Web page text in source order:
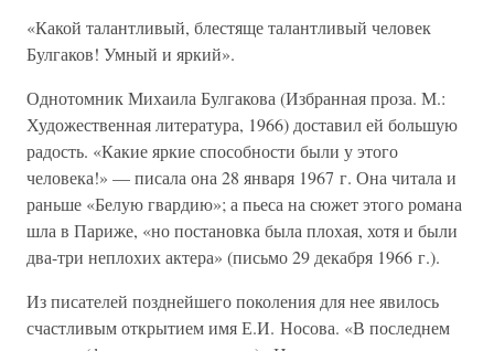
«Какой талантливый, блестяще талантливый человек
Булгаков! Умный и яркий».
Однотомник Михаила Булгакова (Избранная проза. М.:
Художественная литература, 1966) доставил ей большую
радость. «Какие яркие способности были у этого
человека!» — писала она 28 января 1967 г. Она читала и
раньше «Белую гвардию»; а пьеса на сюжет этого романа
шла в Париже, «но постановка была плохая, хотя и были
два-три неплохих актера» (письмо 29 декабря 1966 г.).
Из писателей позднейшего поколения для нее явилось
счастливым открытием имя Е.И. Носова. «В последнем